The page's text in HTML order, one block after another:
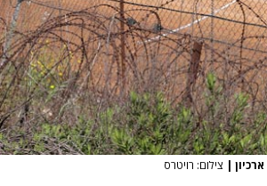
| צילום: רויטרס